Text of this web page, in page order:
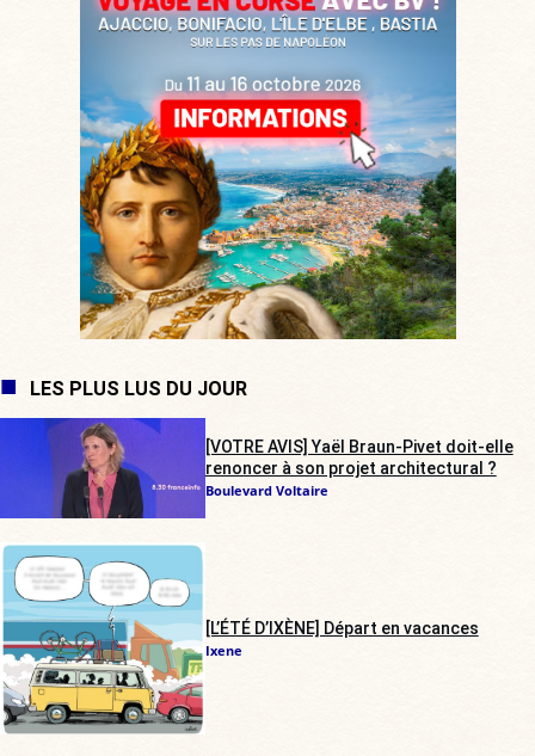
LES PLUS LUS DU JOUR
[VOTRE AVIS] Yaël Braun-Pivet doit-elle
renoncer à son projet architectural ?
Boulevard Voltaire
[L’ÉTÉ D’IXÈNE] Départ en vacances
Ixene